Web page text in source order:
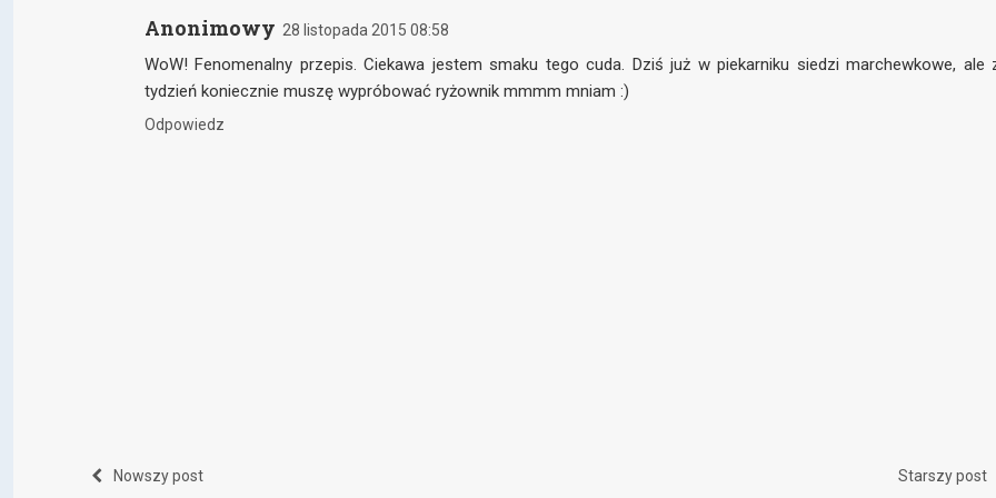
Anonimowy 28 listopada 2015 08:58
WoW! Fenomenalny przepis. Ciekawa jestem smaku tego cuda. Dziś już w piekarniku siedzi marchewkowe, ale
tydzień koniecznie muszę wypróbować ryżownik mmmm mniam :)
Odpowiedz
Nowszy post Starszy post